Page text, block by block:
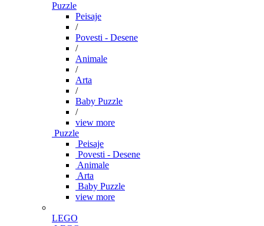
Puzzle
Peisaje
/
Povesti - Desene
/
Animale
/
Arta
/
Baby Puzzle
/
view more
Puzzle
Peisaje
Povesti - Desene
Animale
Arta
Baby Puzzle
view more
LEGO